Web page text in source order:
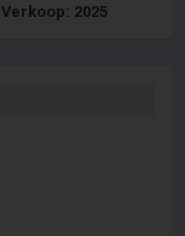
Verkoop: 2025